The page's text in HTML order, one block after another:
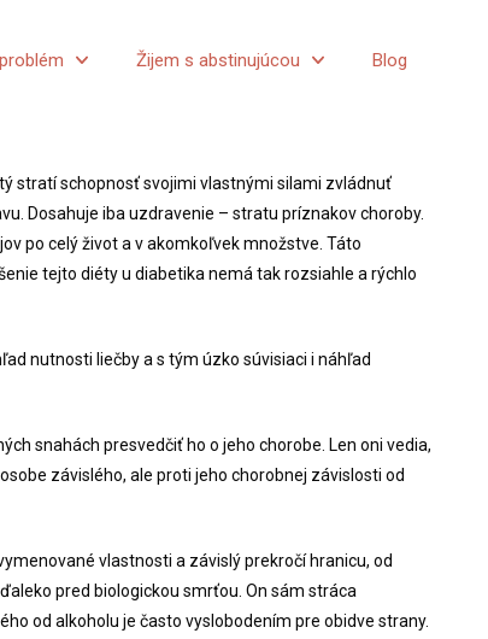
Žijem s abstinujúcou Blog
stratí schopnosť svojimi vlastnými silami zvládnuť
Dosahuje iba uzdravenie – stratu príznakov choroby.
po celý život a v akomkoľvek množstve. Táto
tejto diéty u diabetika nemá tak rozsiahle a rýchlo
nutnosti liečby a s tým úzko súvisiaci i náhľad
snahách presvedčiť ho o jeho chorobe. Len oni vedia,
závislého, ale proti jeho chorobnej závislosti od
vlastnosti a závislý prekročí hranicu, od
pred biologickou smrťou. On sám stráca
od alkoholu je často vyslobodením pre obidve strany.